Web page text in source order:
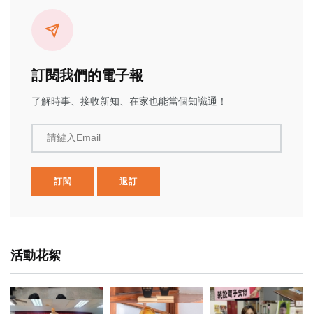
訂閱我們的電子報
了解時事、接收新知、在家也能當個知識通！
請鍵入Email
訂閱 退訂
活動花絮